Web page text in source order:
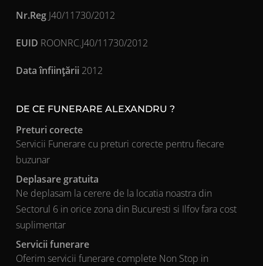
Nr.RegJ40/11730/2012
EUID ROONRC.J40/11730/2012
Data înfiinţării 2012
DE CE FUNERARE ALEXANDRU ?
Preturi corecte
Servicii Funerare cu preturi corecte pentru fiecare
buzunar
Deplasare gratuita
Ne deplasam la cerere de la locatia noastra din
Sectorul 6 in orice zona din Bucuresti si Ilfov fara cost
suplimentar
Servicii funerare
Oferim servicii funerare complete Non Stop in